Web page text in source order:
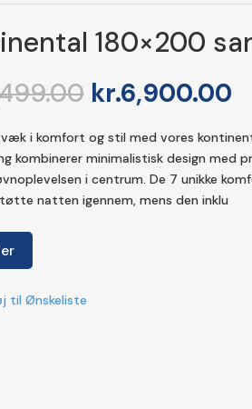
180×200
Den
oprindelige
pris
var:
kr.14,499.00.
kr.6,900.00
i komfort og stil med vores
kombinerer minimalistisk design med
i centrum. De 7 unikke
natten igennem, mens den inklu
til Ønskeliste